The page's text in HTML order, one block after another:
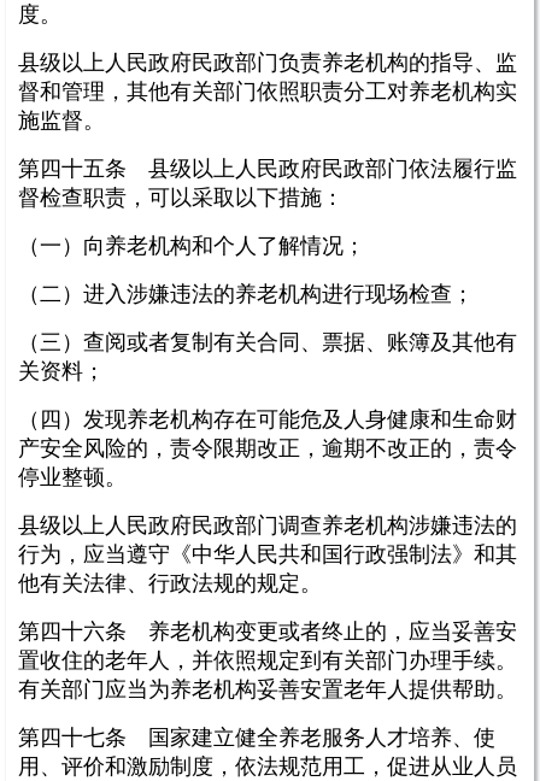
度。
县级以上人民政府民政部门负责养老机构的指导、监
督和管理，其他有关部门依照职责分工对养老机构实
施监督。
第四十五条 县级以上人民政府民政部门依法履行监
督检查职责，可以采取以下措施：
（一）向养老机构和个人了解情况；
（二）进入涉嫌违法的养老机构进行现场检查；
（三）查阅或者复制有关合同、票据、账簿及其他有
关资料；
（四）发现养老机构存在可能危及人身健康和生命财
产安全风险的，责令限期改正，逾期不改正的，责令
停业整顿。
县级以上人民政府民政部门调查养老机构涉嫌违法的
行为，应当遵守《中华人民共和国行政强制法》和其
他有关法律、行政法规的规定。
第四十六条 养老机构变更或者终止的，应当妥善安
置收住的老年人，并依照规定到有关部门办理手续。
有关部门应当为养老机构妥善安置老年人提供帮助。
第四十七条 国家建立健全养老服务人才培养、使
用、评价和激励制度，依法规范用工，促进从业人员